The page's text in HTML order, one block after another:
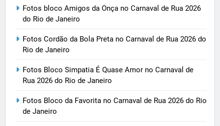
Fotos bloco Amigos da Onça no Carnaval de Rua 2026
do Rio de Janeiro
Fotos Cordão da Bola Preta no Carnaval de Rua 2026 do
Rio de Janeiro
Fotos Bloco Simpatia É Quase Amor no Carnaval de
Rua 2026 do Rio de Janeiro
Fotos Bloco da Favorita no Carnaval de Rua 2026 do Rio
de Janeiro